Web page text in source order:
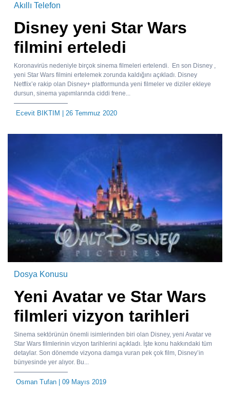
Akıllı Telefon
Disney yeni Star Wars
filmini erteledi
Koronavirüs nedeniyle birçok sinema filmeleri ertelendi. En son Disney ,
yeni Star Wars filmini ertelemek zorunda kaldığını açıkladı. Disney
Netflix’e rakip olan Disney+ platformunda yeni filmeler ve diziler ekleye
dursun, sinema yapımlarında ciddi frene...
Ecevit BIKTIM | 26 Temmuz 2020
Dosya Konusu
Yeni Avatar ve Star Wars
filmleri vizyon tarihleri
Sinema sektörünün önemli isimlerinden biri olan Disney, yeni Avatar ve
Star Wars filmlerinin vizyon tarihlerini açıkladı. İşte konu hakkındaki tüm
detaylar. Son dönemde vizyona damga vuran pek çok film, Disney’in
bünyesinde yer alıyor. Bu...
Osman Tufan | 09 Mayıs 2019